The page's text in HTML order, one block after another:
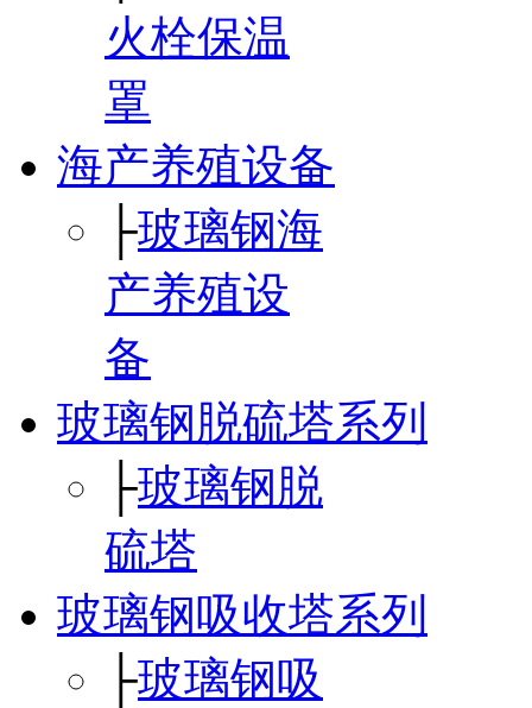
火栓保温
罩
海产养殖设备
├玻璃钢海
产养殖设
备
玻璃钢脱硫塔系列
├玻璃钢脱
硫塔
玻璃钢吸收塔系列
├玻璃钢吸